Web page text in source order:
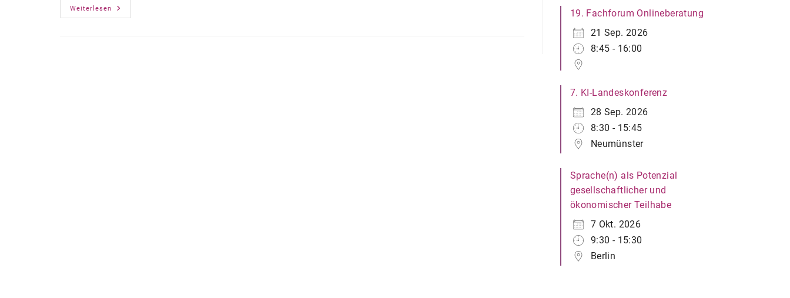
Weiterlesen
Lebenslanges
Lernen
19. Fachforum Onlineberatung
21 Sep. 2026
8:45 - 16:00
7. KI-Landeskonferenz
28 Sep. 2026
8:30 - 15:45
Neumünster
Sprache(n) als Potenzial
gesellschaftlicher und
ökonomischer Teilhabe
7 Okt. 2026
9:30 - 15:30
Berlin